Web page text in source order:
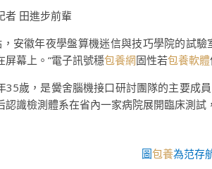
者 田進步前輩
安徽年夜學盤算機迷信與技巧學院的試
屏幕上。“電子訊號穩包養網固性若包養軟體
35歲，是黌舍腦機接口研討團隊的主要成
認識檢測體系在省內一家病院展開臨床測試
圖包養為范存